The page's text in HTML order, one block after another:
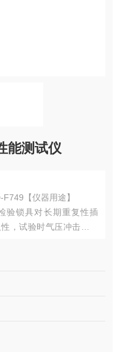
能测试仪
【仪器用途】
验锁具对长期重复性插
，试验时气压冲击检测
时改进产品，消除潜在